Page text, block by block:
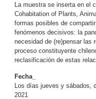
La muestra se inserta en el
Cohabitation of Plants,
formas posibles de
fenómenos decisivos: la
necesidad de (re)pensar las
proceso constituyente
reclasificación de estas
Fecha_
Los días jueves y sábados,
2021